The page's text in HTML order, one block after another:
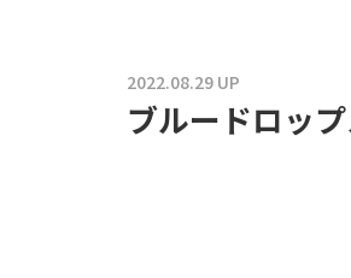
2022.08.29 UP
ブルードロッ